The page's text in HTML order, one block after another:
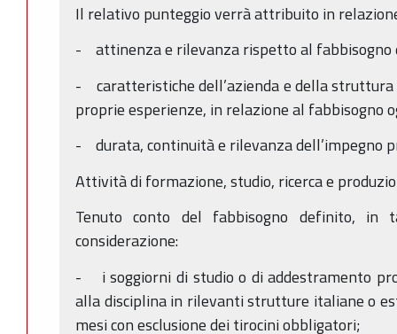
Il relativo punteggio verrà attribuito in
- attinenza e rilevanza rispetto al fabbisogno
- caratteristiche dell’azienda e della struttura
proprie esperienze, in relazione al fabbisogno
- durata, continuità e rilevanza dell’impegno
Attività di formazione, studio, ricerca e
Tenuto conto del fabbisogno definito, in
considerazione:
- i soggiorni di studio o di addestramento
alla disciplina in rilevanti strutture italiane o
mesi con esclusione dei tirocini obbligatori;